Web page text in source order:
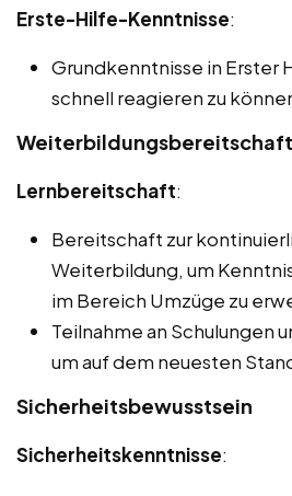
Erste-Hilfe-Kenntnisse:
Grundkenntnisse in Erster
schnell reagieren zu
Weiterbildungsbereitschaft
Lernbereitschaft:
Bereitschaft zur
Weiterbildung, um
im Bereich Umzüge zu
Teilnahme an Schulungen
um auf dem neuesten
Sicherheitsbewusstsein
Sicherheitskenntnisse: